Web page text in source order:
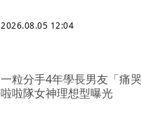
2026.08.05 12:04
一粒分手4年學長男友「痛
啦啦隊女神理想型曝光